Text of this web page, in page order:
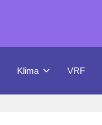
Klima VRF